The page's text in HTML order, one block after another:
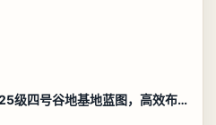
明日方舟终末地25级四号谷地基地蓝图，高效布局规划